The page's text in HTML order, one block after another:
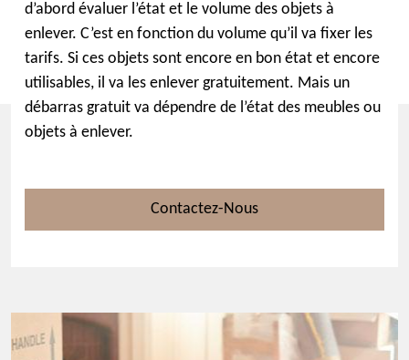
d’abord évaluer l’état et le volume des objets à
enlever. C’est en fonction du volume qu’il va fixer les
tarifs. Si ces objets sont encore en bon état et encore
utilisables, il va les enlever gratuitement. Mais un
débarras gratuit va dépendre de l’état des meubles ou
objets à enlever.
Contactez-Nous